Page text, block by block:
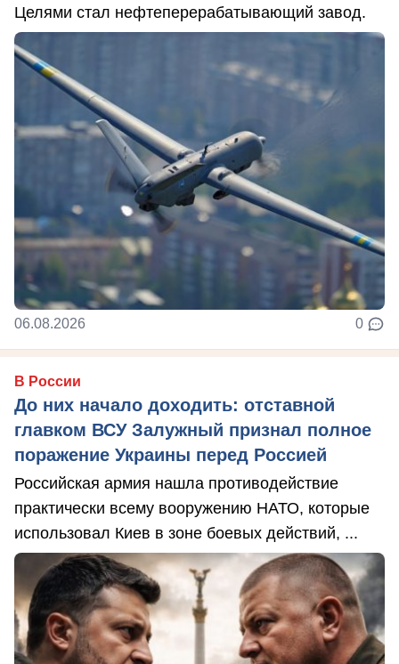
Целями стал нефтеперерабатывающий завод.
06.08.2026 0
В России
До них начало доходить: отставной
главком ВСУ Залужный признал полное
поражение Украины перед Россией
Российская армия нашла противодействие
практически всему вооружению НАТО, которые
использовал Киев в зоне боевых действий, ...